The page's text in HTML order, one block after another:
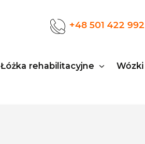
+48 501 422 992
Łóżka rehabilitacyjne